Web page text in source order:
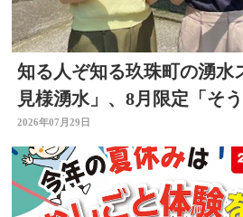
知る人ぞ知る玖珠町の湧水
見様湧水」、8月限定「そ
を求めて
2026年07月29日